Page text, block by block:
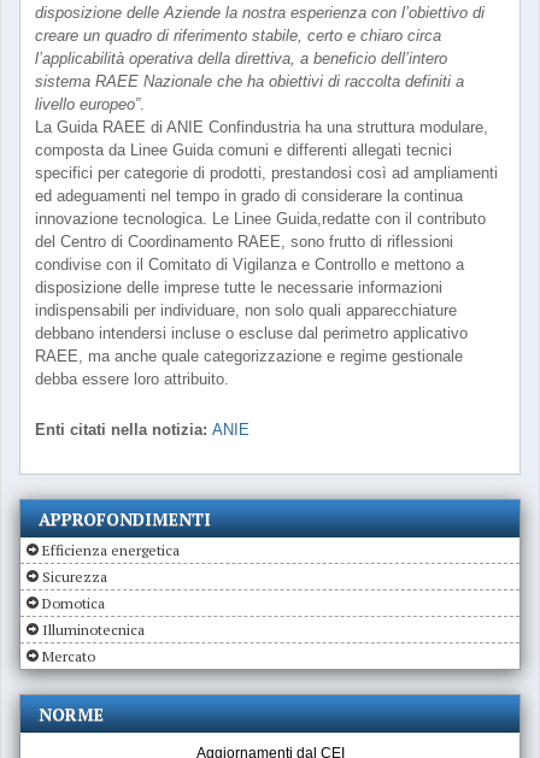
disposizione delle Aziende la nostra esperienza con l’obiettivo di
creare un quadro di riferimento stabile, certo e chiaro circa
l’applicabilità operativa della direttiva, a beneficio dell’intero
sistema RAEE Nazionale che ha obiettivi di raccolta definiti a
livello europeo”.
La Guida RAEE di ANIE Confindustria ha una struttura modulare,
composta da Linee Guida comuni e differenti allegati tecnici
specifici per categorie di prodotti, prestandosi così ad ampliamenti
ed adeguamenti nel tempo in grado di considerare la continua
innovazione tecnologica. Le Linee Guida,redatte con il contributo
del Centro di Coordinamento RAEE, sono frutto di riflessioni
condivise con il Comitato di Vigilanza e Controllo e mettono a
disposizione delle imprese tutte le necessarie informazioni
indispensabili per individuare, non solo quali apparecchiature
debbano intendersi incluse o escluse dal perimetro applicativo
RAEE, ma anche quale categorizzazione e regime gestionale
debba essere loro attribuito.
Enti citati nella notizia: ANIE
APPROFONDIMENTI
Efficienza energetica
Sicurezza
Domotica
Illuminotecnica
Mercato
NORME
Aggiornamenti dal CEI